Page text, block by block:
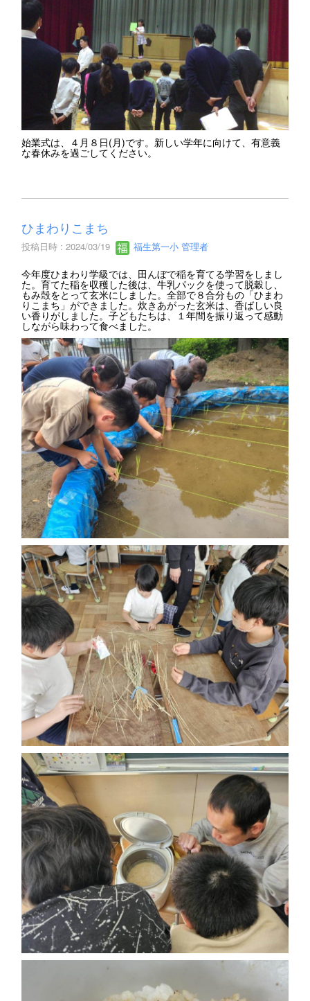
始業式は、４月８日(月)です。新しい学年に向けて、有意義
な春休みを過ごしてください。
ひまわりこまち
投稿日時 : 2024/03/19 福生第一小 管理者
今年度ひまわり学級では、田んぼで稲を育てる学習をしまし
た。育てた稲を収穫した後は、牛乳パックを使って脱穀し、
もみ殻をとって玄米にしました。全部で８合分もの「ひまわ
りこまち」ができました。炊きあがった玄米は、香ばしい良
い香りがしました。子どもたちは、１年間を振り返って感動
しながら味わって食べました。